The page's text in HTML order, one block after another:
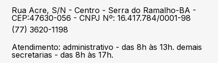
Rua Acre, S/N - Centro - Serra do Ramalho-BA -
CEP:47630-056 - CNPJ Nº: 16.417.784/0001-98
(77) 3620-1198
Atendimento: administrativo - das 8h às 13h. demais
secretarias - das 8h às 17h.